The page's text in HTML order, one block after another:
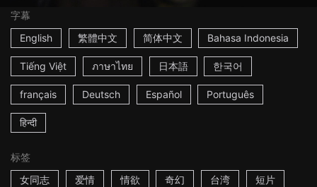
字幕
English
繁體中文 简体中文 Bahasa Indonesia
Tiếng Việt ภาษาไทย 日本語 한국어
français Deutsch Español Português
हिन्दी
标签
女同志
爱情 情欲 奇幻 台湾 短片